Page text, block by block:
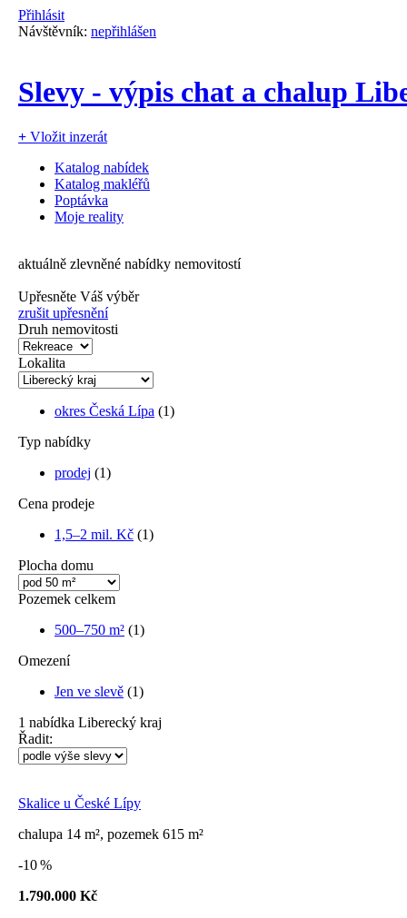
Přihlásit
Návštěvník: nepřihlášen
Slevy - výpis chat a chalup
+ Vložit inzerát
Katalog nabídek
Katalog makléřů
Poptávka
Moje reality
aktuálně zlevněné nabídky nemovitostí
Upřesněte Váš výběr
zrušit upřesnění
Druh nemovitosti
Lokalita
okres Česká Lípa (1)
Typ nabídky
prodej (1)
Cena prodeje
1,5–2 mil. Kč (1)
Plocha domu
Pozemek celkem
500–750 m² (1)
Omezení
Jen ve slevě (1)
1 nabídka Liberecký kraj
Řadit:
Skalice u České Lípy
chalupa 14 m², pozemek 615 m²
-10 %
1.790.000 Kč